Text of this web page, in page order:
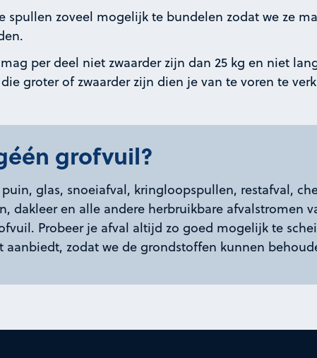
spullen zoveel mogelijk te bundelen zodat we ze
per deel niet zwaarder zijn dan 25 kg en niet
groter of zwaarder zijn dien je van te voren te
grofvuil?
glas, snoeiafval, kringloopspullen, restafval,
dakleer en alle andere herbruikbare afvalstromen
Probeer je afval altijd zo goed mogelijk te
aanbiedt, zodat we de grondstoffen kunnen